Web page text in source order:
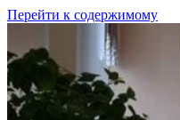
Перейти к содержимому